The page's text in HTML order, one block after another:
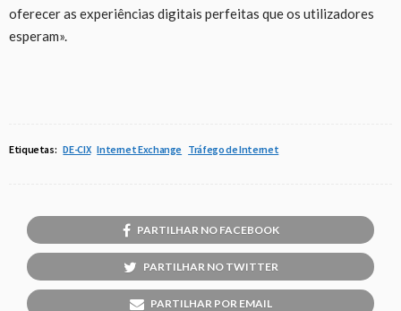
oferecer as experiências digitais perfeitas que os utilizadores
esperam».
Etiquetas: DE-CIX Internet Exchange Tráfego de Internet
PARTILHAR NO FACEBOOK
PARTILHAR NO TWITTER
PARTILHAR POR EMAIL